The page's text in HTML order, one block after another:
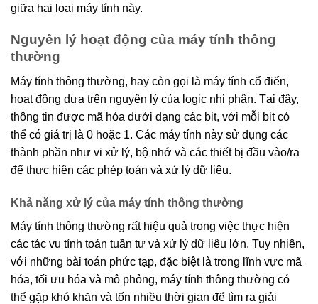
giữa hai loại máy tính này.
Nguyên lý hoạt động của máy tính thông
thường
Máy tính thông thường, hay còn gọi là máy tính cổ điển,
hoạt động dựa trên nguyên lý của logic nhị phân. Tại đây,
thông tin được mã hóa dưới dạng các bit, với mỗi bit có
thể có giá trị là 0 hoặc 1. Các máy tính này sử dụng các
thành phần như vi xử lý, bộ nhớ và các thiết bị đầu vào/ra
để thực hiện các phép toán và xử lý dữ liệu.
Khả năng xử lý của máy tính thông thường
Máy tính thông thường rất hiệu quả trong việc thực hiện
các tác vụ tính toán tuần tự và xử lý dữ liệu lớn. Tuy nhiên,
với những bài toán phức tạp, đặc biệt là trong lĩnh vực mã
hóa, tối ưu hóa và mô phỏng, máy tính thông thường có
thể gặp khó khăn và tốn nhiều thời gian để tìm ra giải